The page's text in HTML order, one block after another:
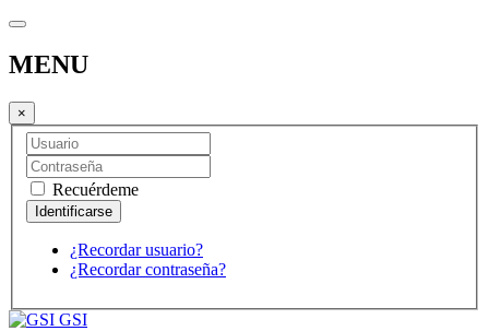
MENU
×
Recuérdeme
¿Recordar usuario?
¿Recordar contraseña?
GSI